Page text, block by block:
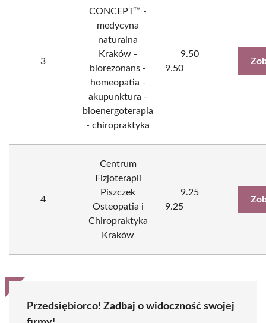
3
CONCEPT™ -
medycyna
naturalna
Kraków -
biorezonans -
homeopatia -
akupunktura -
bioenergoterapia
- chiropraktyka
9.50
9.50
4
Centrum
Fizjoterapii
Piszczek
Osteopatia i
Chiropraktyka
Kraków
9.25
9.25
Przedsiębiorco! Zadbaj o widoczność swojej